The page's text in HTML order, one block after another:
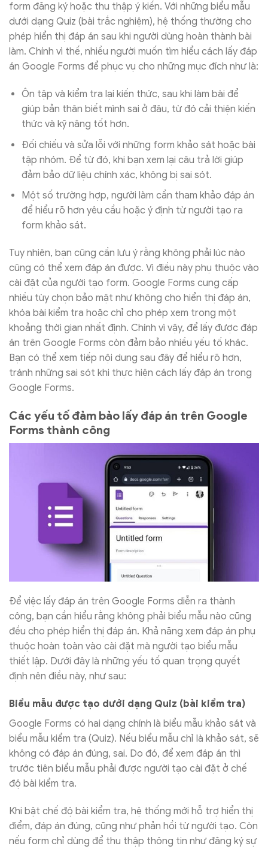
form đăng ký hoặc thu thập ý kiến. Với những biểu mẫu
dưới dạng Quiz (bài trắc nghiệm), hệ thống thường cho
phép hiển thị đáp án sau khi người dùng hoàn thành bài
làm. Chính vì thế, nhiều người muốn tìm hiểu cách lấy đáp
án Google Forms để phục vụ cho những mục đích như là:
Ôn tập và kiểm tra lại kiến thức, sau khi làm bài để
giúp bản thân biết mình sai ở đâu, từ đó cải thiện kiến
thức và kỹ năng tốt hơn.
Đối chiếu và sửa lỗi với những form khảo sát hoặc bài
tập nhóm. Để từ đó, khi bạn xem lại câu trả lời giúp
đảm bảo dữ liệu chính xác, không bị sai sót.
Một số trường hợp, người làm cần tham khảo đáp án
để hiểu rõ hơn yêu cầu hoặc ý định từ người tạo ra
form khảo sát.
Tuy nhiên, bạn cũng cần lưu ý rằng không phải lúc nào
cũng có thể xem đáp án được. Vì điều này phụ thuộc vào
cài đặt của người tạo form. Google Forms cung cấp
nhiều tùy chọn bảo mật như không cho hiển thị đáp án,
khóa bài kiểm tra hoặc chỉ cho phép xem trong một
khoảng thời gian nhất định. Chính vì vậy, để lấy được đáp
án trên Google Forms còn đảm bảo nhiều yếu tố khác.
Bạn có thể xem tiếp nội dung sau đây để hiểu rõ hơn,
tránh những sai sót khi thực hiện cách lấy đáp án trong
Google Forms.
Các yếu tố đảm bảo lấy đáp án trên Google
Forms thành công
Để việc lấy đáp án trên Google Forms diễn ra thành
công, bạn cần hiểu rằng không phải biểu mẫu nào cũng
đều cho phép hiển thị đáp án. Khả năng xem đáp án phụ
thuộc hoàn toàn vào cài đặt mà người tạo biểu mẫu
thiết lập. Dưới đây là những yếu tố quan trọng quyết
định nên điều này, như sau:
Biểu mẫu được tạo dưới dạng Quiz (bài kiểm tra)
Google Forms có hai dạng chính là biểu mẫu khảo sát và
biểu mẫu kiểm tra (Quiz). Nếu biểu mẫu chỉ là khảo sát, sẽ
không có đáp án đúng, sai. Do đó, để xem đáp án thì
trước tiên biểu mẫu phải được người tạo cài đặt ở chế
độ bài kiểm tra.
Khi bật chế độ bài kiểm tra, hệ thống mới hỗ trợ hiển thị
điểm, đáp án đúng, cũng như phản hồi từ người tạo. Còn
nếu form chỉ dùng để thu thập thông tin như đăng ký sự